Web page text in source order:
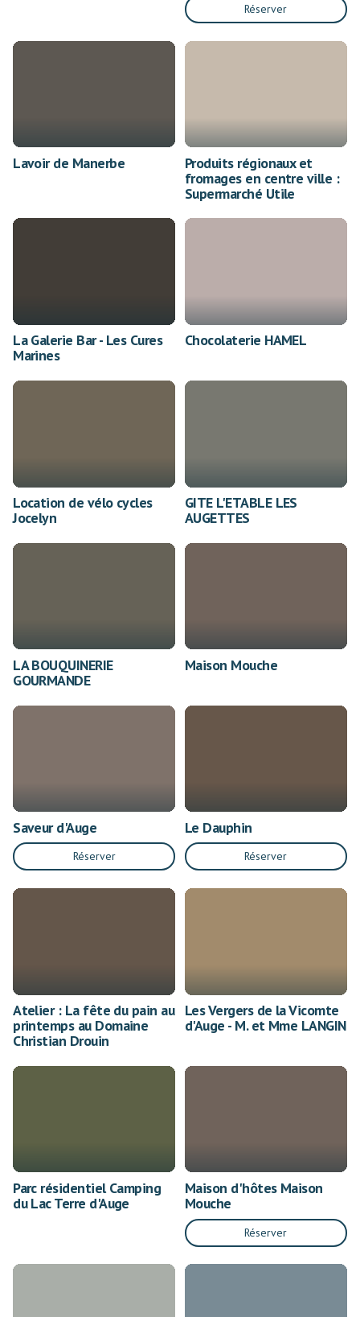
Réserver
Lavoir de Manerbe
Produits régionaux et
fromages en centre ville :
Supermarché Utile
La Galerie Bar - Les Cures
Marines
Chocolaterie HAMEL
Location de vélo cycles
Jocelyn
GITE L'ETABLE LES
AUGETTES
LA BOUQUINERIE
GOURMANDE
Maison Mouche
Saveur d'Auge
Réserver
Le Dauphin
Réserver
Atelier : La fête du pain au
printemps au Domaine
Christian Drouin
Les Vergers de la Vicomte
d'Auge - M. et Mme LANGIN
Parc résidentiel Camping
du Lac Terre d'Auge
Maison d'hôtes Maison
Mouche
Réserver